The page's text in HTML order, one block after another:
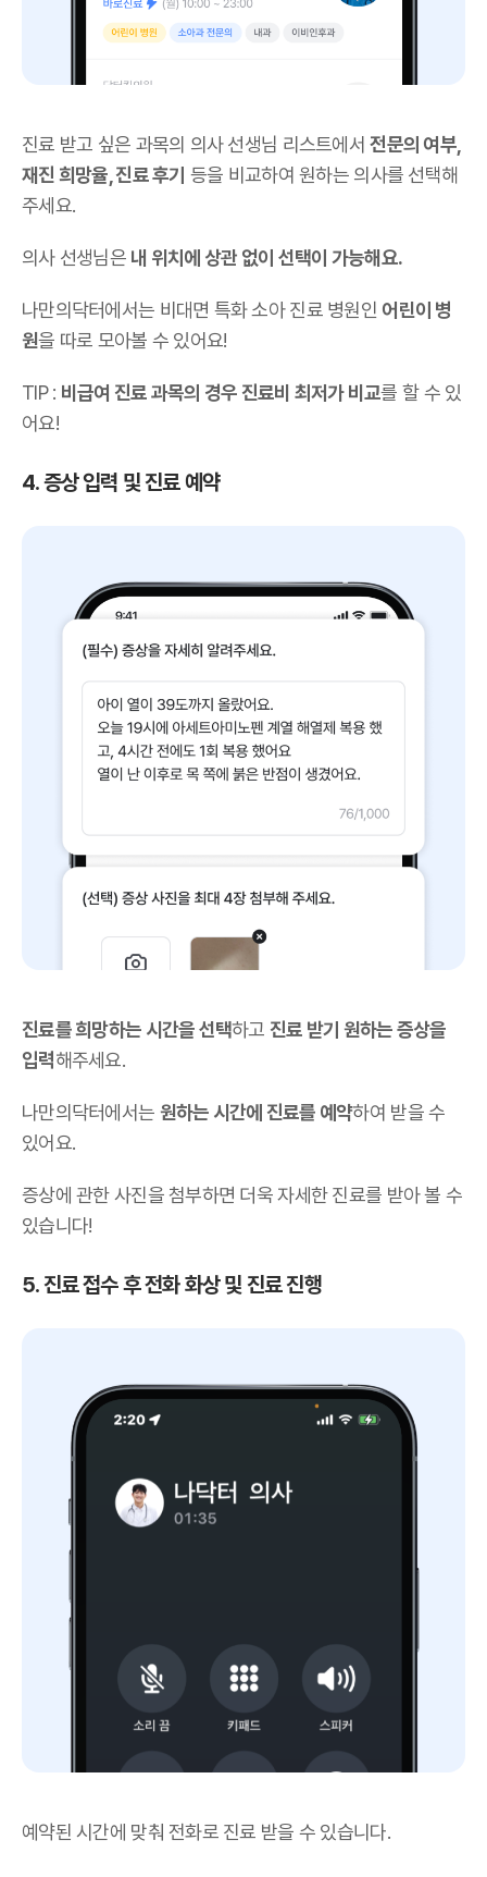
진료 받고 싶은 과목의 의사 선생님 리스트에서전문의 여부,
재진 희망율, 진료 후기 등을 비교하여 원하는 의사를 선택해
주세요.
의사 선생님은 내 위치에 상관 없이 선택이 가능해요.
나만의닥터에서는 비대면 특화 소아 진료 병원인 어린이 병
원을 따로 모아볼 수 있어요!
TIP : 비급여 진료 과목의 경우 진료비 최저가 비교를 할 수 있
어요!
4. 증상 입력 및 진료 예약
진료를 희망하는 시간을 선택하고 진료 받기 원하는 증상을
입력해주세요.
나만의닥터에서는 원하는 시간에 진료를 예약하여 받을 수
있어요.
증상에 관한 사진을 첨부하면 더욱 자세한 진료를 받아 볼 수
있습니다!
5. 진료 접수 후 전화 화상 및 진료 진행
예약된 시간에 맞춰 전화로 진료 받을 수 있습니다.